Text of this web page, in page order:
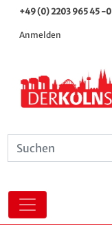
+49 (0) 2203 965 45 -0
Anmelden